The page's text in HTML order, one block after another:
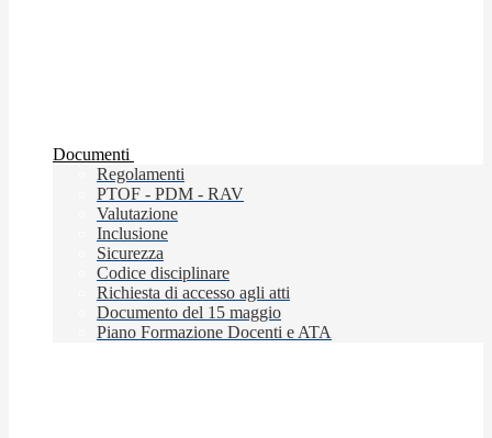
Documenti
Regolamenti
PTOF - PDM - RAV
Valutazione
Inclusione
Sicurezza
Codice disciplinare
Richiesta di accesso agli atti
Documento del 15 maggio
Piano Formazione Docenti e ATA